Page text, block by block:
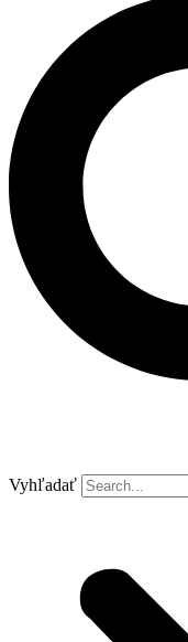
Vyhľadať